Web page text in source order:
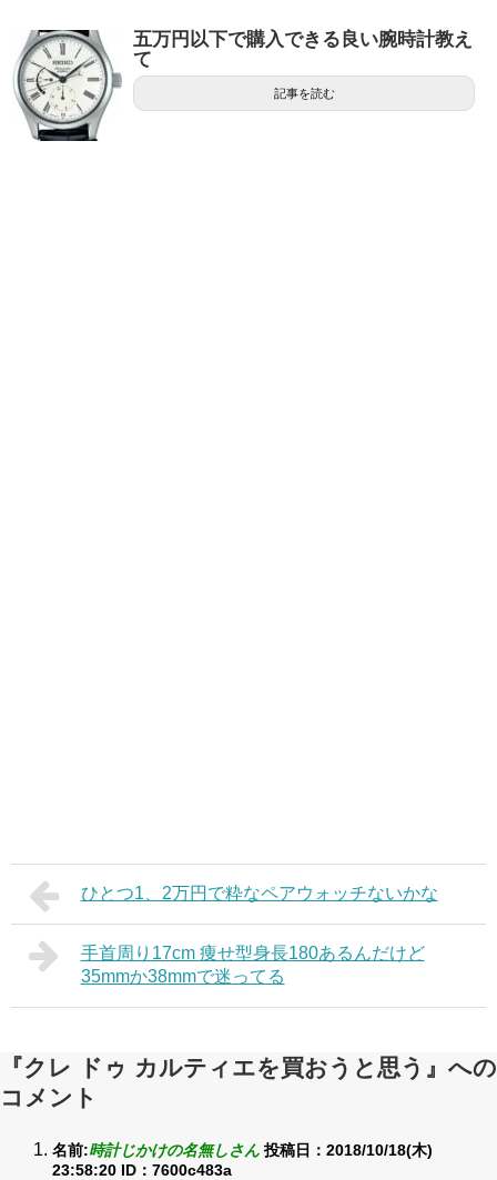
五万円以下で購入できる良い腕時計教え
て
記事を読む
ひとつ1、2万円で粋なペアウォッチないかな
手首周り17cm 痩せ型身長180あるんだけど
35mmか38mmで迷ってる
『クレ ドゥ カルティエを買おうと思う』への
コメント
名前:時計じかけの名無しさん 投稿日：2018/10/18(木)
23:58:20 ID：7600c483a